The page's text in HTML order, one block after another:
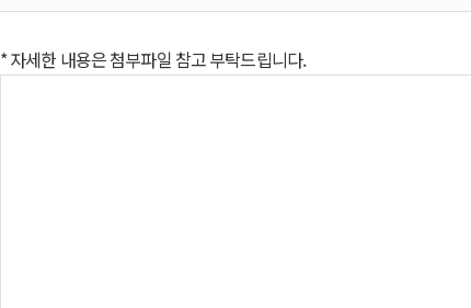
* 자세한 내용은 첨부파일 참고 부탁드립니다.